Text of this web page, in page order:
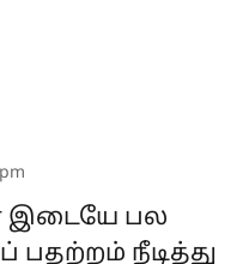
இடையே பல
நீடித்து